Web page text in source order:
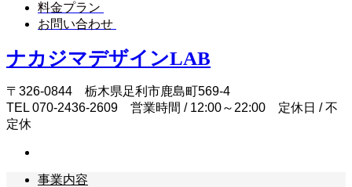
料金プラン
お問い合わせ
ナカジマデザインLAB
〒326-0844 栃木県足利市鹿島町569-4
TEL 070-2436-2609 営業時間 / 12:00～22:00 定休日 / 不
定休
事業内容